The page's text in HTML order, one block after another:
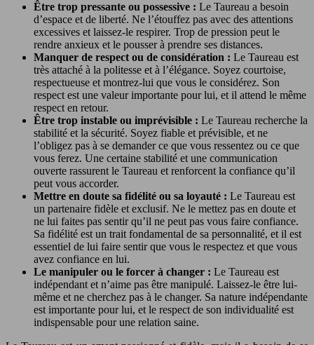
Être trop pressante ou possessive : Le Taureau a besoin
d’espace et de liberté. Ne l’étouffez pas avec des attentions
excessives et laissez-le respirer. Trop de pression peut le
rendre anxieux et le pousser à prendre ses distances.
Manquer de respect ou de considération : Le Taureau est
très attaché à la politesse et à l’élégance. Soyez courtoise,
respectueuse et montrez-lui que vous le considérez. Son
respect est une valeur importante pour lui, et il attend le même
respect en retour.
Être trop instable ou imprévisible : Le Taureau recherche la
stabilité et la sécurité. Soyez fiable et prévisible, et ne
l’obligez pas à se demander ce que vous ressentez ou ce que
vous ferez. Une certaine stabilité et une communication
ouverte rassurent le Taureau et renforcent la confiance qu’il
peut vous accorder.
Mettre en doute sa fidélité ou sa loyauté : Le Taureau est
un partenaire fidèle et exclusif. Ne le mettez pas en doute et
ne lui faites pas sentir qu’il ne peut pas vous faire confiance.
Sa fidélité est un trait fondamental de sa personnalité, et il est
essentiel de lui faire sentir que vous le respectez et que vous
avez confiance en lui.
Le manipuler ou le forcer à changer : Le Taureau est
indépendant et n’aime pas être manipulé. Laissez-le être lui-
même et ne cherchez pas à le changer. Sa nature indépendante
est importante pour lui, et le respect de son individualité est
indispensable pour une relation saine.